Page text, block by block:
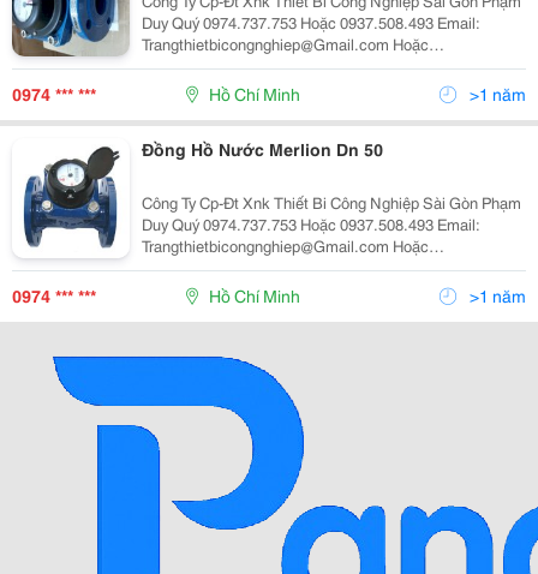
Duy Quý 0974.737.753 Hoặc 0937.508.493 Email:
Trangthietbicongnghiep@Gmail.com Hoặc
Vandonghonuoc@Gmail.c
0974 *** *** Hồ Chí Minh >1 năm
Đồng Hồ Nước Merlion Dn 50
Công Ty Cp-Đt Xnk Thiết Bi Công Nghiệp Sài Gòn Phạm
Duy Quý 0974.737.753 Hoặc 0937.508.493 Email:
Trangthietbicongnghiep@Gmail.com Hoặc
Vandonghonuoc@Gmail.co M
0974 *** *** Hồ Chí Minh >1 năm